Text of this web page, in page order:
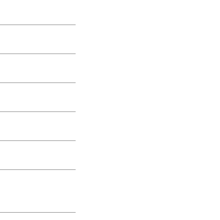
hogy csak
késő estig
számíts,
a
is gyere
szívesen
a
emészthető,
érdemes
miatt
Isten
van benne
is.
a részvételi